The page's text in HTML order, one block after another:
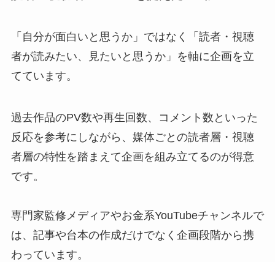
「自分が面白いと思うか」ではなく「読者・視聴
者が読みたい、見たいと思うか」を軸に企画を立
てています。
過去作品のPV数や再生回数、コメント数といった
反応を参考にしながら、媒体ごとの読者層・視聴
者層の特性を踏まえて企画を組み立てるのが得意
です。
専門家監修メディアやお金系YouTubeチャンネルで
は、記事や台本の作成だけでなく企画段階から携
わっています。